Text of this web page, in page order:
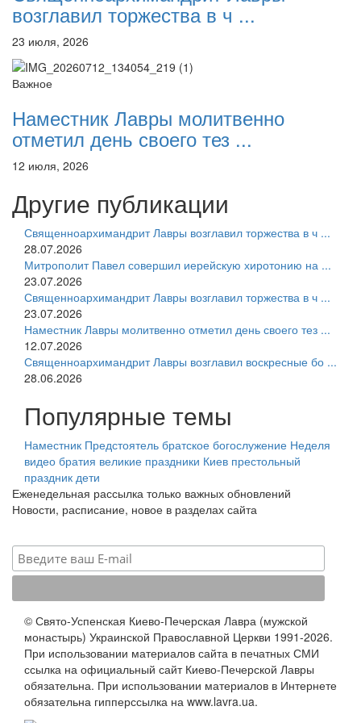
возглавил торжества в ч ...
23 июля, 2026
Важное
Наместник Лавры молитвенно
отметил день своего тез ...
12 июля, 2026
Другие публикации
Священноархимандрит Лавры возглавил торжества в ч ...
28.07.2026
Митрополит Павел совершил иерейскую хиротонию на ...
23.07.2026
Священноархимандрит Лавры возглавил торжества в ч ...
23.07.2026
Наместник Лавры молитвенно отметил день своего тез ...
12.07.2026
Священноархимандрит Лавры возглавил воскресные бо ...
28.06.2026
Популярные темы
Наместник Предстоятель братское богослужение Неделя
видео братия великие праздники Киев престольный
праздник дети
Еженедельная рассылка только важных обновлений
Новости, расписание, новое в разделах сайта
© Свято-Успенская Киево-Печерская Лавра (мужской
монастырь) Украинской Православной Церкви 1991-2026.
При использовании материалов сайта в печатных СМИ
ссылка на официальный сайт Киево-Печерской Лавры
обязательна. При использовании материалов в Интернете
обязательна гипперссылка на www.lavra.ua.